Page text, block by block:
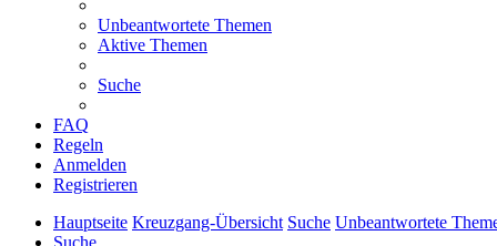
Unbeantwortete Themen
Aktive Themen
Suche
FAQ
Regeln
Anmelden
Registrieren
Hauptseite Kreuzgang-Übersicht Suche Unbeantwortete